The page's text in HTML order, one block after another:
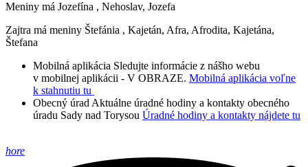
Meniny má Jozefína , Nehoslav, Jozefa
Zajtra má meniny Štefánia , Kajetán, Afra, Afrodita, Kajetána,
Štefana
Mobilná aplikácia Sledujte informácie z nášho webu
v mobilnej aplikácii - V OBRAZE. Mobilná aplikácia voľne
k stahnutiu tu
Obecný úrad Aktuálne úradné hodiny a kontakty obecného
úradu Sady nad Torysou Úradné hodiny a kontakty nájdete tu
hore